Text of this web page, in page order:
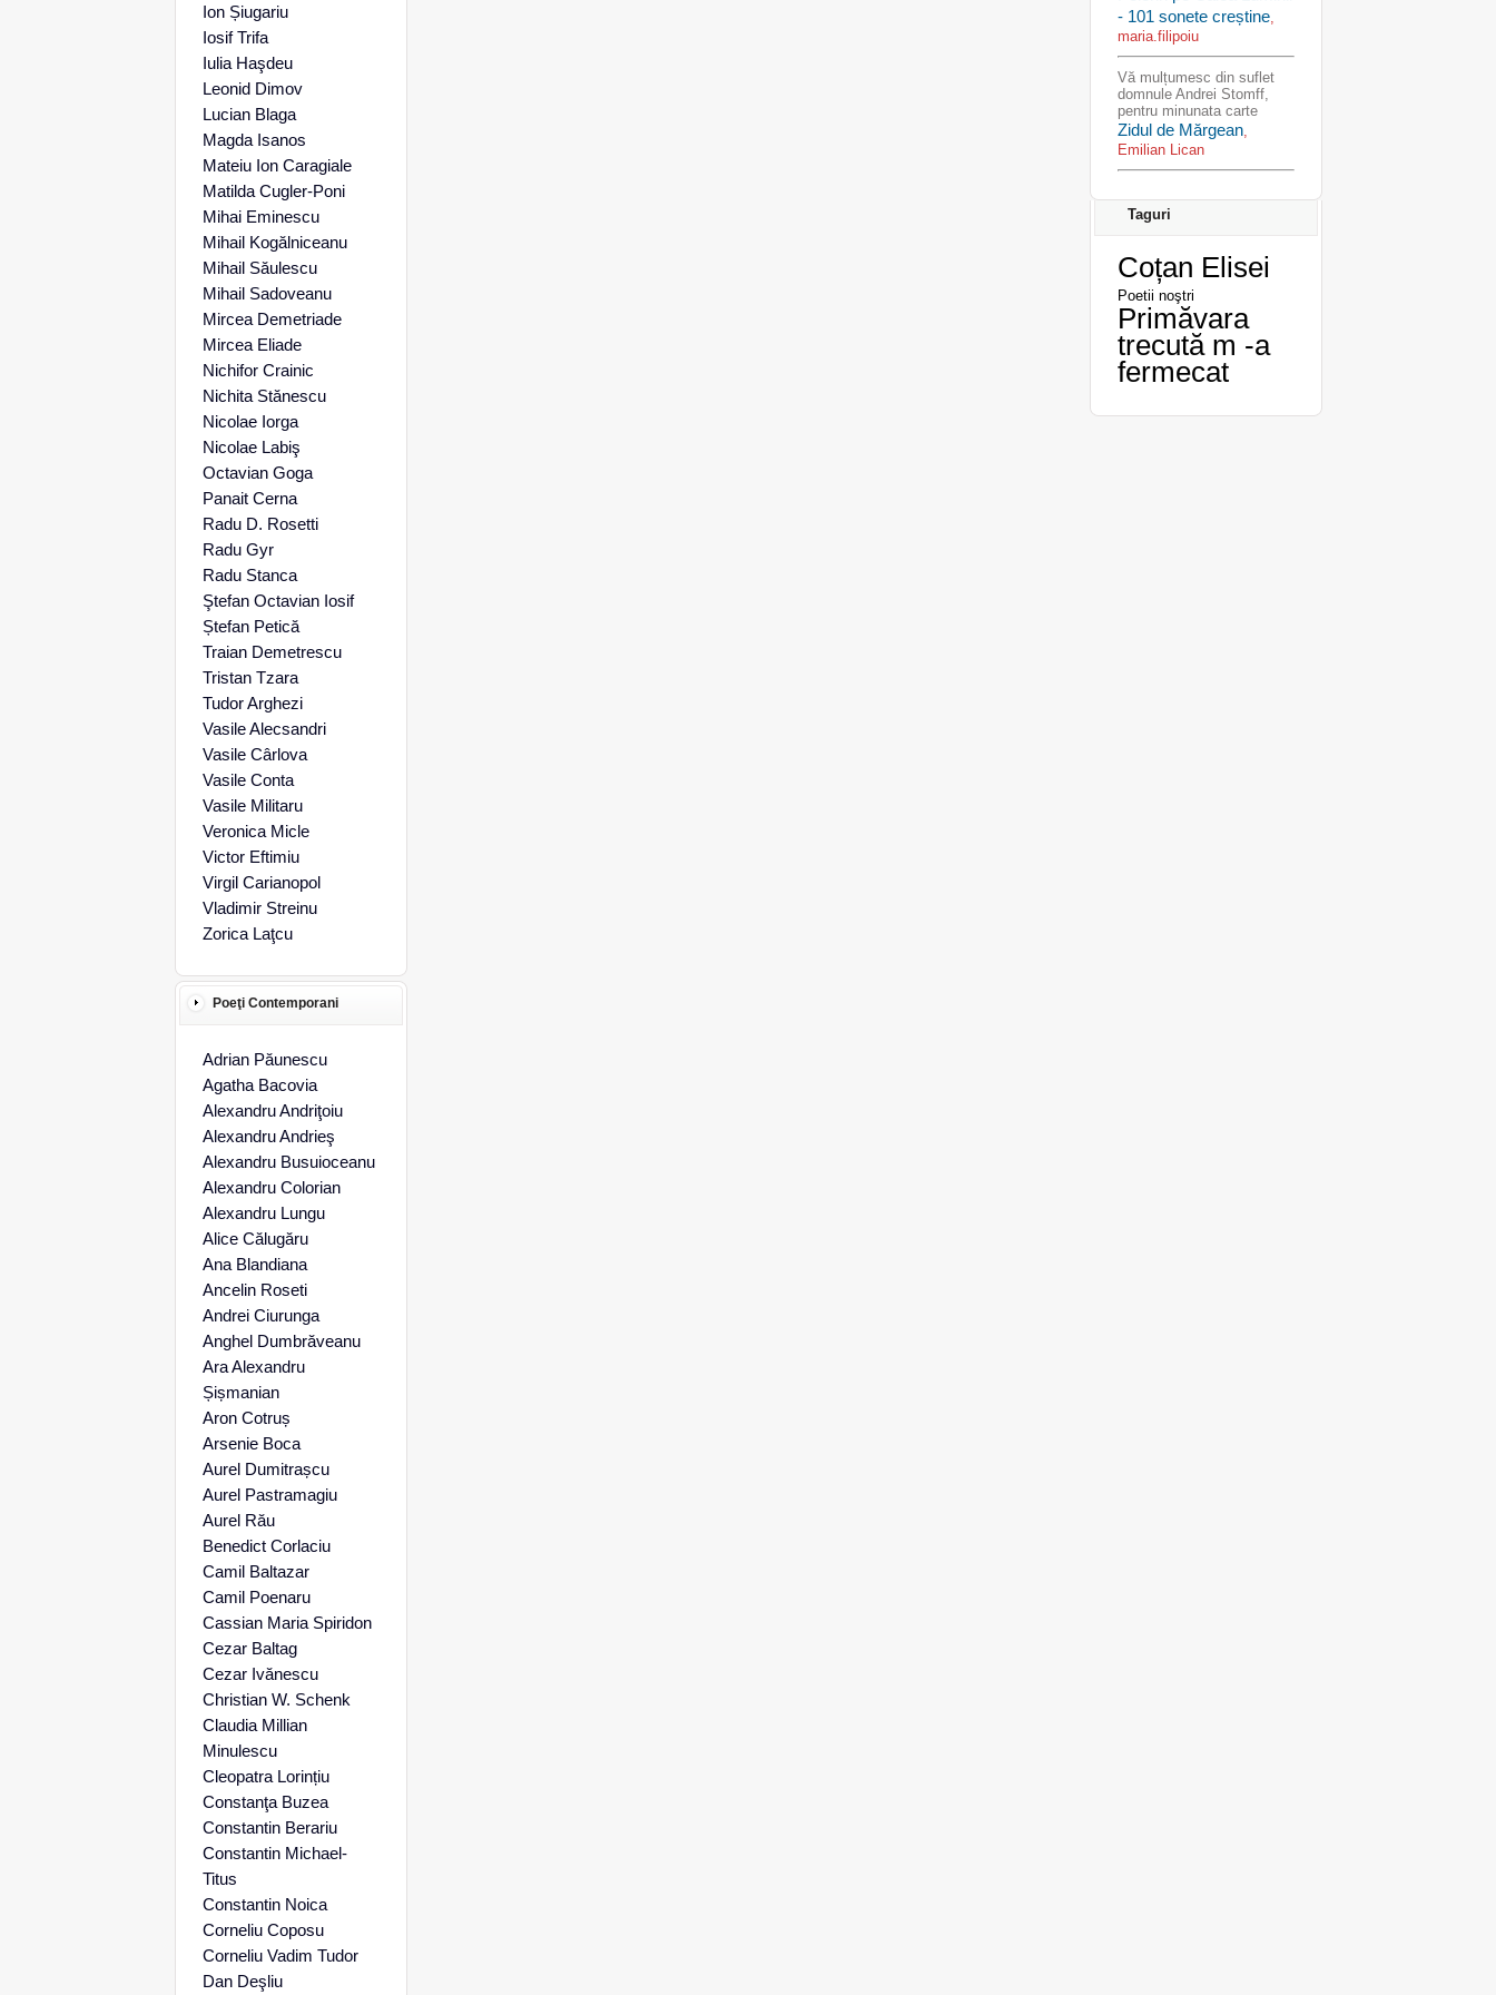
Ion Șiugariu
Iosif Trifa
Iulia Haşdeu
Leonid Dimov
Lucian Blaga
Magda Isanos
Mateiu Ion Caragiale
Matilda Cugler-Poni
Mihai Eminescu
Mihail Kogălniceanu
Mihail Săulescu
Mihail Sadoveanu
Mircea Demetriade
Mircea Eliade
Nichifor Crainic
Nichita Stănescu
Nicolae Iorga
Nicolae Labiş
Octavian Goga
Panait Cerna
Radu D. Rosetti
Radu Gyr
Radu Stanca
Ştefan Octavian Iosif
Ștefan Petică
Traian Demetrescu
Tristan Tzara
Tudor Arghezi
Vasile Alecsandri
Vasile Cârlova
Vasile Conta
Vasile Militaru
Veronica Micle
Victor Eftimiu
Virgil Carianopol
Vladimir Streinu
Zorica Laţcu
Poeţi Contemporani
Adrian Păunescu
Agatha Bacovia
Alexandru Andriţoiu
Alexandru Andrieş
Alexandru Busuioceanu
Alexandru Colorian
Alexandru Lungu
Alice Călugăru
Ana Blandiana
Ancelin Roseti
Andrei Ciurunga
Anghel Dumbrăveanu
Ara Alexandru
Șișmanian
Aron Cotruș
Arsenie Boca
Aurel Dumitrașcu
Aurel Pastramagiu
Aurel Rău
Benedict Corlaciu
Camil Baltazar
Camil Poenaru
Cassian Maria Spiridon
Cezar Baltag
Cezar Ivănescu
Christian W. Schenk
Claudia Millian
Minulescu
Cleopatra Lorințiu
Constanţa Buzea
Constantin Berariu
Constantin Michael-
Titus
Constantin Noica
Corneliu Coposu
Corneliu Vadim Tudor
Dan Deşliu
- 101 sonete creștine,
maria.filipoiu
Vă mulțumesc din suflet
domnule Andrei Stomff,
pentru minunata carte
Zidul de Mărgean,
Emilian Lican
Taguri
Coțan Elisei
Poetii noştri
Primăvara
trecută m -a
fermecat